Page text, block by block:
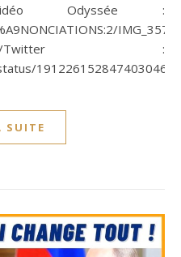
Odyssée :
Twitter :
1912261528474030466
SUITE